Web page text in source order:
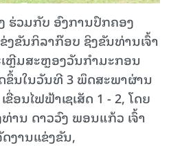
ຮ່ວມກັບ ອົງການປົກຄອງ
ງຂັນກິລາກ໊ອບ ຊິງຂັນທ່ານເຈົ້າ
ເຫຼີມສະຫຼອງວັນກໍາມະກອນ
ຂຶ້ນໃນວັນທີ 3 ພຶດສະພາຜ່ານ
ນໄຟຟ້າເຊເສັດ 1 - 2, ໂດຍ
ານ ດາວວົງ ພອນແກ້ວ ເຈົ້າ
ງານແຂ່ງຂັນ,